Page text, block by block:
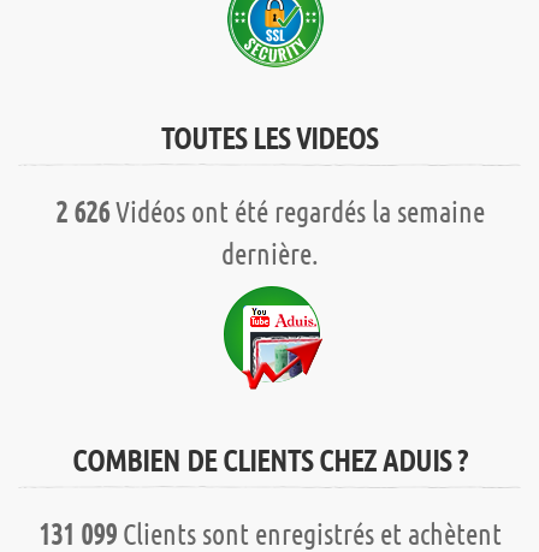
TOUTES LES VIDEOS
2 626Vidéos ont été regardés la semaine
dernière.
COMBIEN DE CLIENTS CHEZ ADUIS ?
131 099Clients sont enregistrés et achètent